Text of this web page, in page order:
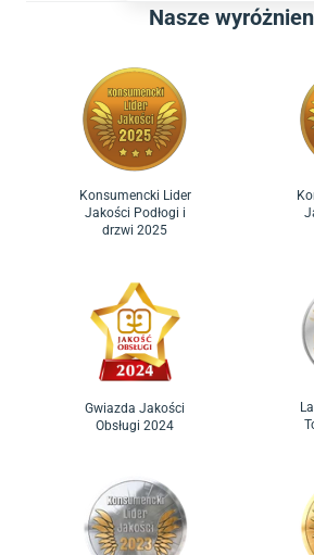
Nasze
Konsumencki Lider
Jakości Podłogi i
drzwi 2025
Gwiazda Jakości
Obsługi 2024